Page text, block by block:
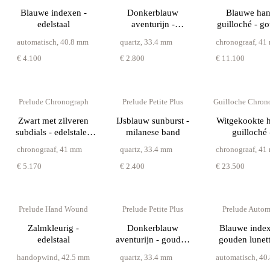
Blauwe indexen -
edelstaal
automatisch 40.8 mm
€ 4.100
Donkerblauw
aventurijn -
quartz 33.4 mm
€ 2.800
Blauwe
guilloché -
chronograaf, 41
€ 11.100
Prelude Chronograph
Zwart met zilveren
subdials - edelstalen
chronograaf, 41 mm
€ 5.170
Prelude Petite Plus
IJsblauw sunburst -
milanese band
quartz, 33.4 mm
€ 2.400
Guilloche
Witgekookte
guilloché
chronograaf, 41
€ 23.500
Prelude Hand Wound
Zalmkleurig -
edelstaal
handopwind 42.5 mm
Prelude Petite Plus
Donkerblauw
aventurijn - gouden
quartz 33.4 mm
Prelude
Blauwe
gouden
automatisch